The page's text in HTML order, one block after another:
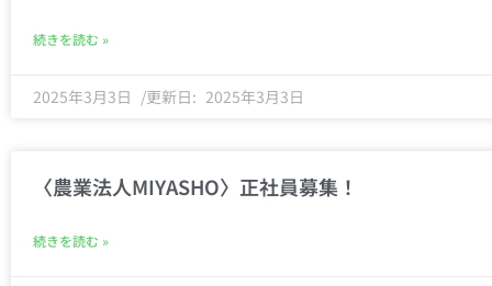
続きを読む »
2025年3月3日 2025年3月3日
〈農業法人MIYASHO〉正社員募集！
続きを読む »